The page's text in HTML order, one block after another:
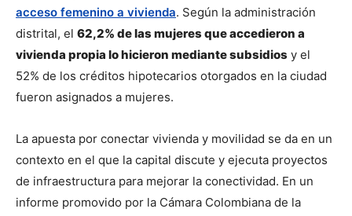
acceso femenino a vivienda. Según la administración
distrital, el 62,2% de las mujeres que accedieron a
vivienda propia lo hicieron mediante subsidios y el
52% de los créditos hipotecarios otorgados en la ciudad
fueron asignados a mujeres.
La apuesta por conectar vivienda y movilidad se da en un
contexto en el que la capital discute y ejecuta proyectos
de infraestructura para mejorar la conectividad. En un
informe promovido por la Cámara Colombiana de la